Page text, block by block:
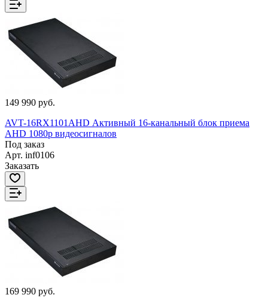
149 990 руб.
AVT-16RX1101AHD Активный 16-канальный блок приема
AHD 1080р видеосигналов
Под заказ
Арт. inf0106
Заказать
169 990 руб.